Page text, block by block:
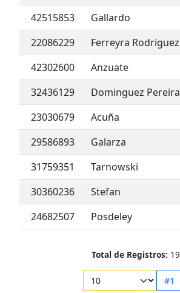
42515853
Gallardo
22086229
Ferreyra Rodriguez
42302600
Anzuate
32436129
Dominguez Pereira
23030679
Acuña
29586893
Galarza
31759351
Tarnowski
30360236
Stefan
24682507
Posdeley
Total de Registros: 19
#1